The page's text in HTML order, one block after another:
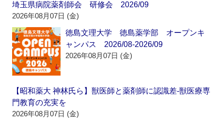
埼玉県病院薬剤師会 研修会 2026/09
2026年08月07日 (金)
徳島文理大学 徳島薬学部 オープンキ
ャンパス 2026/08-2026/09
2026年08月07日 (金)
【昭和薬大 神林氏ら】獣医師と薬剤師に認識差‐獣医療専
門教育の充実を
2026年08月07日 (金)